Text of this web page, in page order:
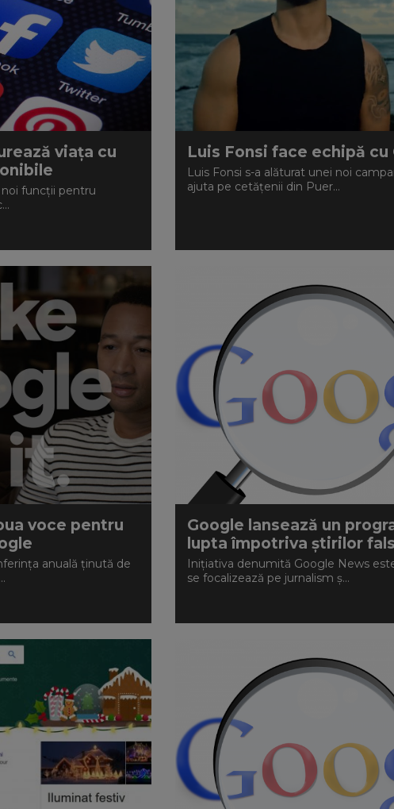
viața cu
funcții pentru
Luis Fonsi face echipă cu
Luis Fonsi s-a alăturat unei noi
ajuta pe cetățenii din Puer...
voce pentru
anuală ținută de
Google lansează un
lupta împotriva știrilor
Inițiativa denumită Google News
se focalizează pe jurnalism ș...